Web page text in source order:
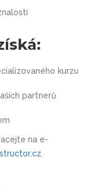
kurzu
partnerů
na e-